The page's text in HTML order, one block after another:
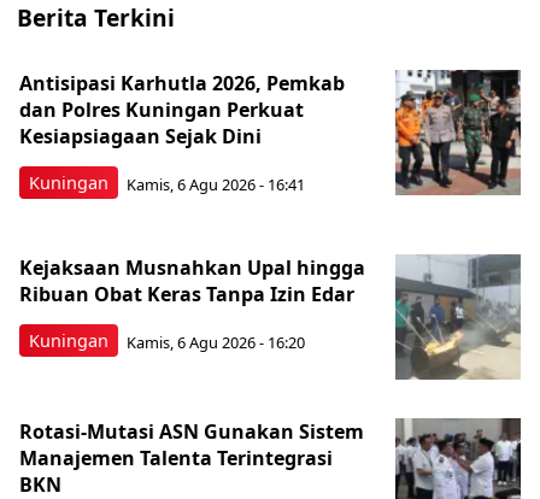
Berita Terkini
Kuningan
Antisipasi Karhutla 2026, Pemkab
dan Polres Kuningan Perkuat
Kesiapsiagaan Sejak Dini
Kamis, 6 Agu 2026 - 16:41
Kuningan
Kejaksaan Musnahkan Upal hingga
Ribuan Obat Keras Tanpa Izin Edar
Kamis, 6 Agu 2026 - 16:20
Rotasi-Mutasi ASN Gunakan Sistem
Manajemen Talenta Terintegrasi
BKN